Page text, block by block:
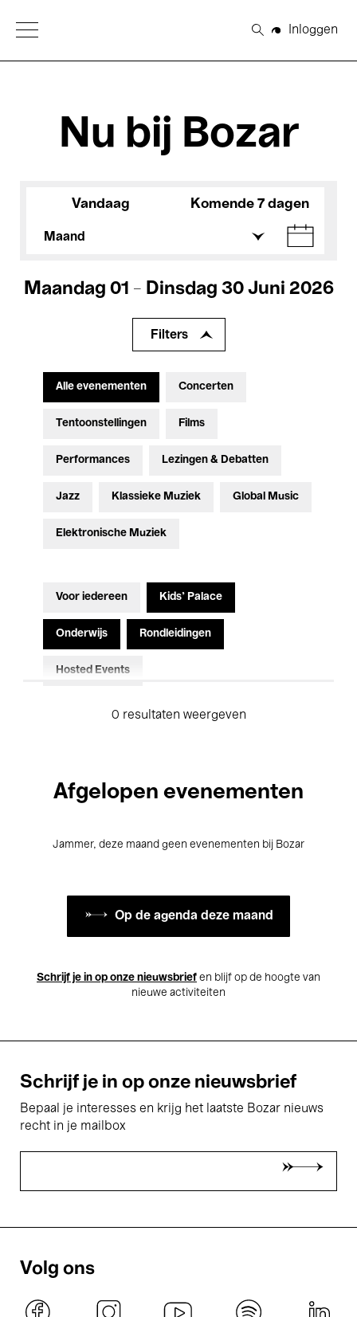
Open Menu
Zoeken
Inloggen
Nu bij Bozar
Vandaag Komende 7 dagen
Maand
Maandag 01 - Dinsdag 30 Juni 2026
Filters
Alle evenementen Concerten
Tentoonstellingen Films
Performances Lezingen & Debatten
Jazz Klassieke Muziek Global Music
Elektronische Muziek
Voor iedereen Kids’ Palace
Onderwijs Rondleidingen
Hosted Events
0 resultaten weergeven
Afgelopen evenementen
Jammer, deze maand geen evenementen bij Bozar
Op de agenda deze maand
Schrijf je in op onze nieuwsbrief en blijf op de hoogte van
nieuwe activiteiten
Schrijf je in op onze nieuwsbrief
Bepaal je interesses en krijg het laatste Bozar nieuws
recht in je mailbox
Volg ons